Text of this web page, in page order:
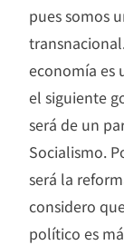
pues somos
economía es
el siguiente
será de un
Socialismo.
será la
considero
político es